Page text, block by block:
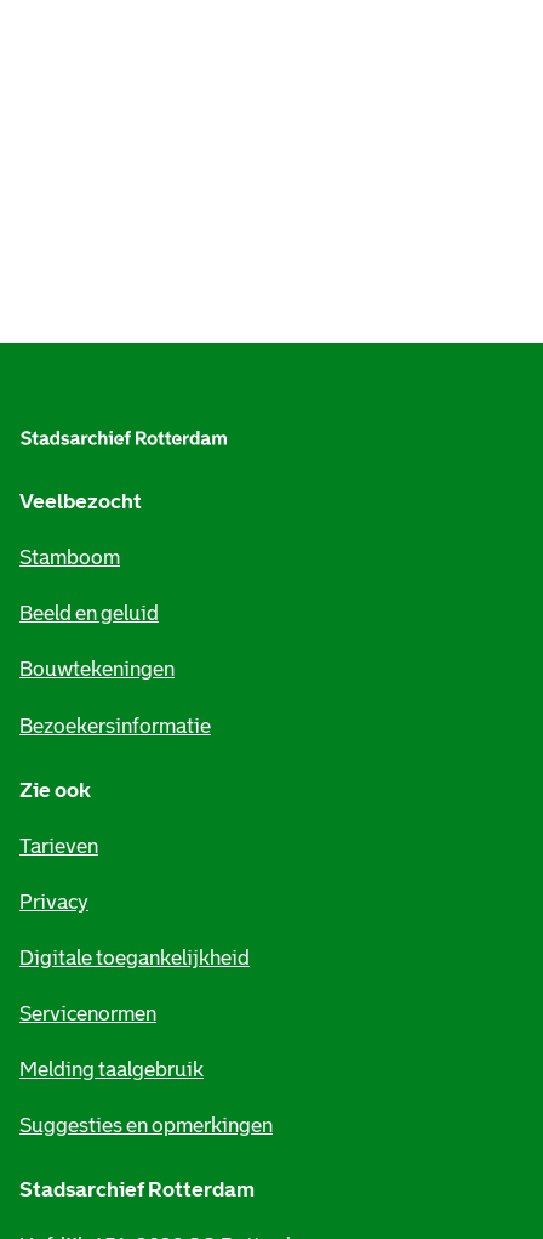
Veelbezocht
Stamboom
Beeld en geluid
Bouwtekeningen
Bezoekersinformatie
Zie ook
Tarieven
Privacy
Digitale toegankelijkheid
Servicenormen
Melding taalgebruik
Suggesties en opmerkingen
Stadsarchief Rotterdam